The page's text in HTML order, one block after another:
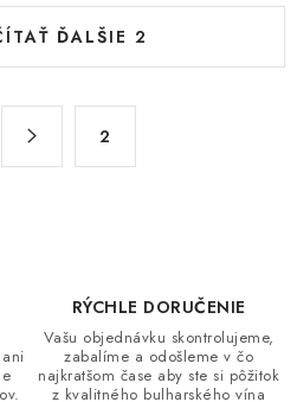
ĎALŠIE 2
2
RÝCHLE DORUČENIE
Vašu objednávku skontrolujeme,
zabalíme a odošleme v čo
najkratšom čase aby ste si pôžitok
z kvalitného bulharského vína